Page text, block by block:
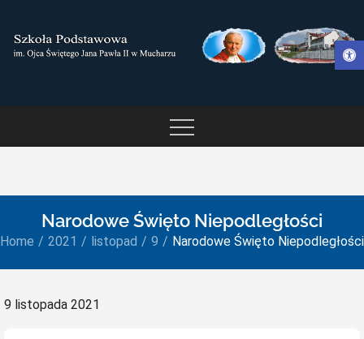
Otwórz pasek narzędzi
content
OJCA ŚWIĘTEGO JANA
Narodowe Święto Niepodległości
Home 2021 listopad 9 Narodowe Święto Niepodległości
Posted
9 listopada 2021